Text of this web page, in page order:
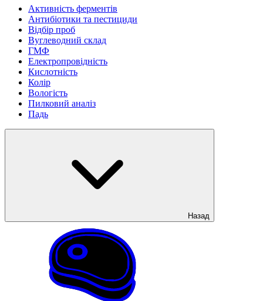
Активність ферментів
Антибіотики та пестициди
Відбір проб
Вуглеводний склад
ГМФ
Електропровідність
Кислотність
Колір
Вологість
Пилковий аналіз
Падь
Назад